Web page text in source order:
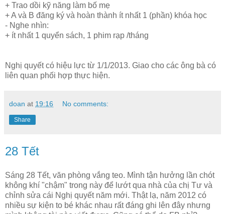
+ Trao dồi kỹ năng làm bố mẹ
+ A và B đăng ký và hoàn thành ít nhất 1 (phần) khóa học
- Nghe nhìn:
+ ít nhất 1 quyển sách, 1 phim rạp /tháng
Nghị quyết có hiệu lực từ 1/1/2013. Giao cho các ông bà có
liên quan phối hợp thực hiện.
doan at 19:16 No comments:
Share
28 Tết
Sáng 28 Tết, văn phòng vắng teo. Mình tận hưởng lần chót
không khí "chậm" trong này để lướt qua nhà của chị Tư và
chỉnh sửa cái Nghị quyết năm mới. Thật lạ, năm 2012 có
nhiều sự kiện to bé khác nhau rất đáng ghi lên đây nhưng